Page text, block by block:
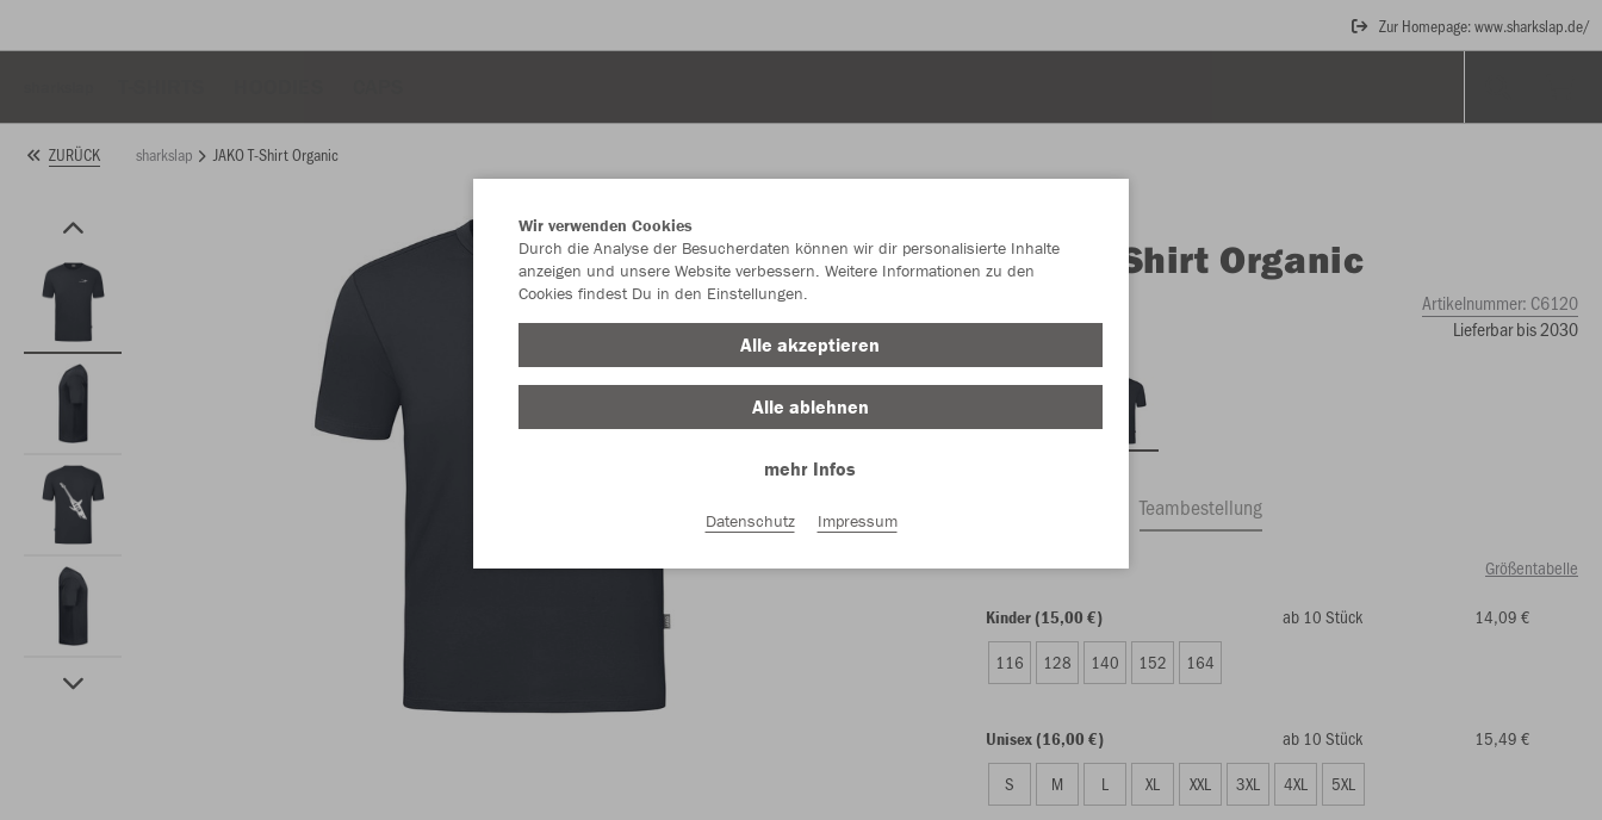
Zur Homepage: www.sharkslap.de/
ZURÜCK sharkslap JAKO T-Shirt Organic
JAKO T-Shirt Organic
Artikelnummer: C6120
Lieferbar bis 2030
Teambestellung
Größentabelle
Kinder (15,00 €) ab 10 Stück
14,09 €
116
128 140 152 164
Unisex (16,00 €) ab 10 Stück
15,49 €
S
M L XL XXL 3XL 4XL 5XL
Wir verwenden Cookies
Durch die Analyse der Besucherdaten können wir dir personalisierte Inhalte
anzeigen und unsere Website verbessern. Weitere Informationen zu den
Cookies findest Du in den Einstellungen.
Alle akzeptieren
Alle ablehnen
mehr Infos
Datenschutz Impressum